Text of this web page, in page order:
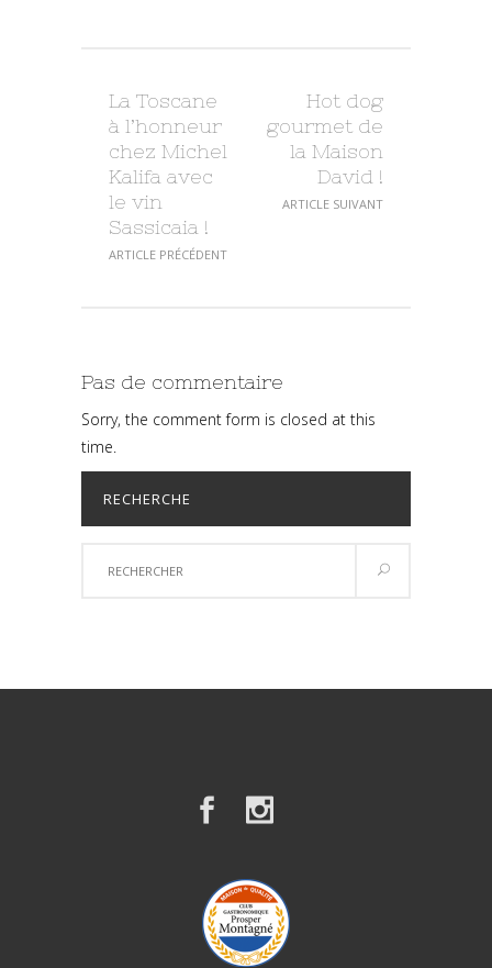
La Toscane
à l’honneur
chez Michel
Kalifa avec
le vin
Sassicaia !
ARTICLE PRÉCÉDENT
Hot dog
gourmet de
la Maison
David !
ARTICLE SUIVANT
Pas de commentaire
Sorry, the comment form is closed at this
time.
RECHERCHE